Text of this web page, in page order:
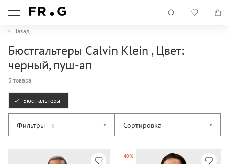
Назад
Бюстгальтеры Calvin Klein , Цвет:
черный, пуш-ап
3 товара
Бюстгальтеры
Фильтры 6 Сортировка
-40%